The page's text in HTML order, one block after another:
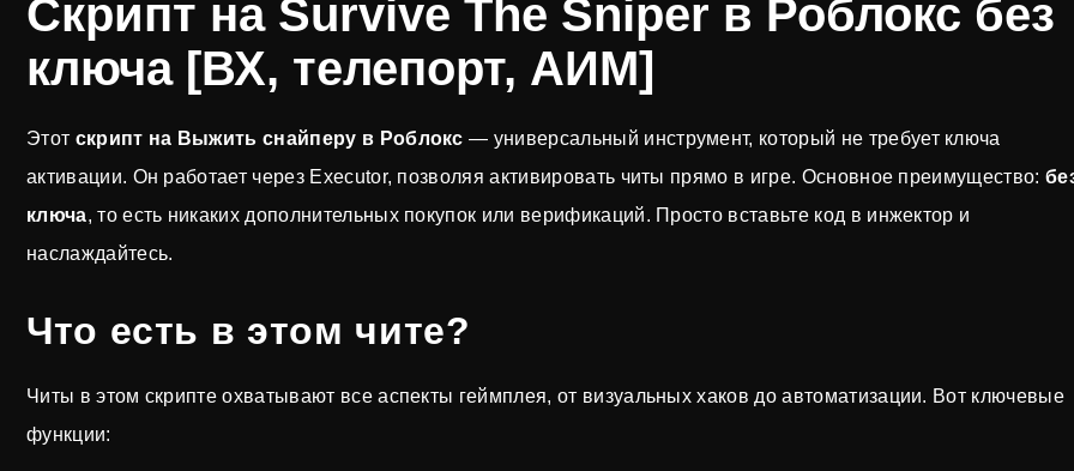
Скрипт на Survive The Sniper в Роблокс без
ключа [ВХ, телепорт, АИМ]
Этот скрипт на Выжить снайперу в Роблокс — универсальный инструмент, который не требует ключа
активации. Он работает через Executor, позволяя активировать читы прямо в игре. Основное преимущество:
ключа, то есть никаких дополнительных покупок или верификаций. Просто вставьте код в инжектор и
наслаждайтесь.
Что есть в этом чите?
Читы в этом скрипте охватывают все аспекты геймплея, от визуальных хаков до автоматизации. Вот ключевые
функции: